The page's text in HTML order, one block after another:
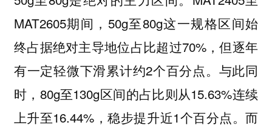
MAT2605期间，50g至80g这一规格区间始
终占据绝对主导地位占比超过70%，但逐年
有一定轻微下滑累计约2个百分点。与此同
时，80g至130g区间的占比则从15.63%连续
上升至16.44%，稳步提升近1个百分点。而